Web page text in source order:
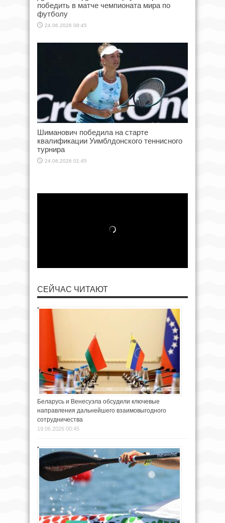
победить в матче чемпионата мира по
футболу
24.06.2026 08:45
Шиманович победила на старте
квалификации Уимблдонского теннисного
турнира
24.06.2026 01:45
СЕЙЧАС ЧИТАЮТ
Беларусь и Венесуэла обсудили ключевые
направления дальнейшего взаимовыгодного
сотрудничества
19.06.2026 00:45